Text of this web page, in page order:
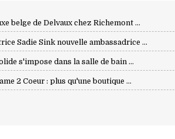
belge de Delvaux chez Richemont ...
Sadie Sink nouvelle ambassadrice ...
s'impose dans la salle de bain ...
2 Coeur : plus qu'une boutique ...